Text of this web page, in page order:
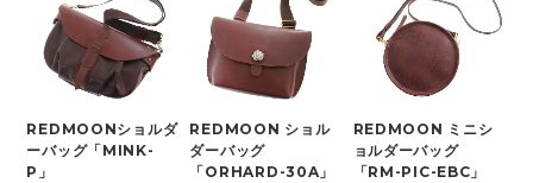
REDMOONショルダ
ーバッグ「MINK-
P」
REDMOON ショル
ダーバッグ
「ORHARD-30A」
REDMOON ミニシ
ョルダーバッグ
「RM-PIC-EBC」